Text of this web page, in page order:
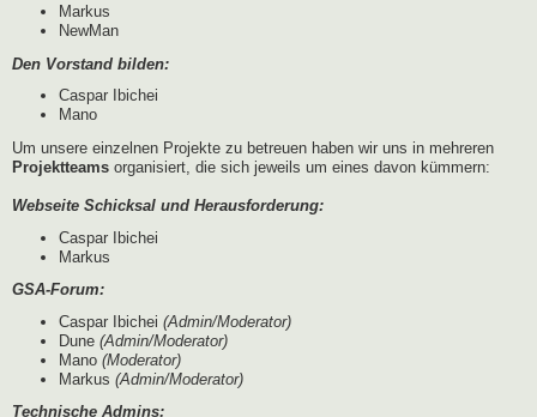
Markus
NewMan
Den Vorstand bilden:
Caspar Ibichei
Mano
Um unsere einzelnen Projekte zu betreuen haben wir uns in mehreren
Projektteams organisiert, die sich jeweils um eines davon kümmern:
Webseite Schicksal und Herausforderung:
Caspar Ibichei
Markus
GSA-Forum:
Caspar Ibichei (Admin/Moderator)
Dune (Admin/Moderator)
Mano (Moderator)
Markus (Admin/Moderator)
Technische Admins: